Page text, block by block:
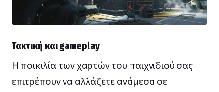
Τακτική και gameplay
Η ποικιλία των χαρτών του παιχνιδιού σας
επιτρέπουν να αλλάζετε ανάμεσα σε